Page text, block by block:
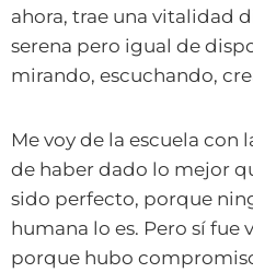
ahora, trae una vitalidad
serena pero igual de
mirando, escuchando,
Me voy de la escuela
de haber dado lo mejor
sido perfecto, porque
humana lo es. Pero sí fue
porque hubo